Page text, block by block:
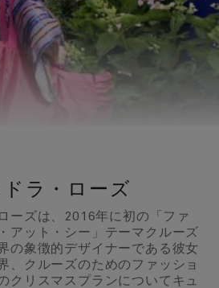
ラ・ローズ
ーズは、2016年に初の「ファ
アット・シー」テーマクルーズ
の象徴的デザイナーである彼女
、クルーズのためのファッショ
クリスマスプランについてキュ